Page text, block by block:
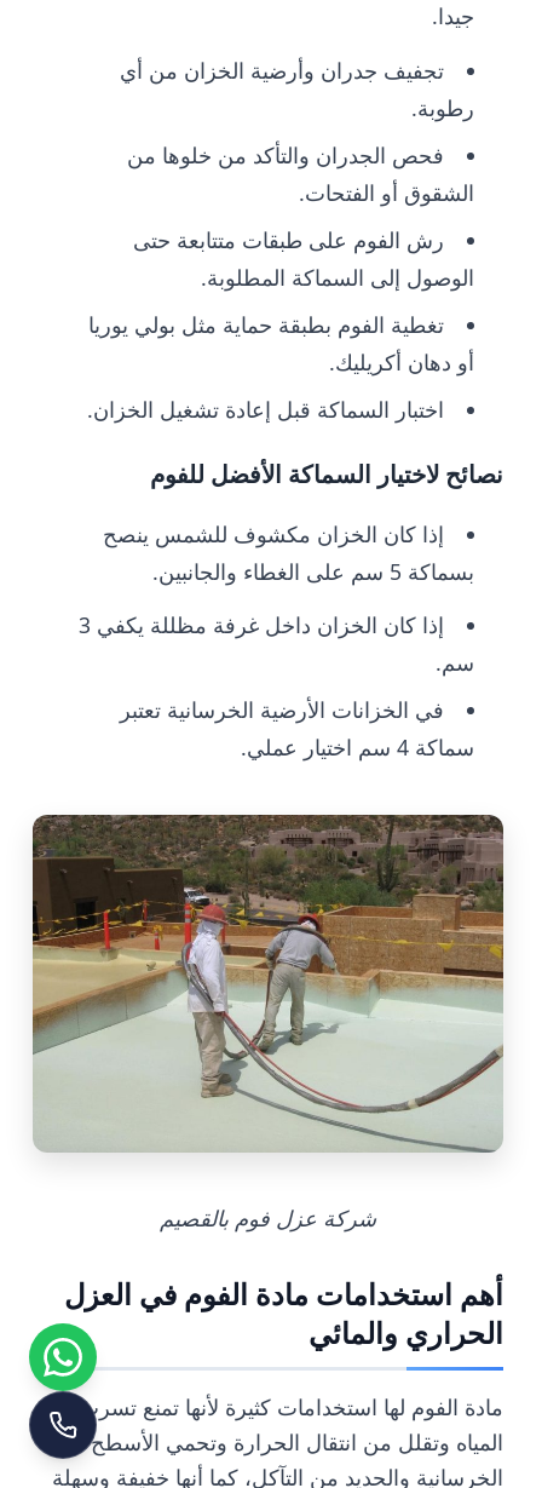
جيدا.
تجفيف جدران وأرضية الخزان من أي
رطوبة.
فحص الجدران والتأكد من خلوها من
الشقوق أو الفتحات.
رش الفوم على طبقات متتابعة حتى
الوصول إلى السماكة المطلوبة.
تغطية الفوم بطبقة حماية مثل بولي يوريا
أو دهان أكريليك.
اختبار السماكة قبل إعادة تشغيل الخزان.
نصائح لاختيار السماكة الأفضل للفوم
إذا كان الخزان مكشوف للشمس ينصح
بسماكة 5 سم على الغطاء والجانبين.
إذا كان الخزان داخل غرفة مظللة يكفي 3
سم.
في الخزانات الأرضية الخرسانية تعتبر
سماكة 4 سم اختيار عملي.
شركة عزل فوم بالقصيم
أهم استخدامات مادة الفوم في العزل
الحراري والمائي
مادة الفوم لها استخدامات كثيرة لأنها تمنع تسرب
المياه وتقلل من انتقال الحرارة وتحمي الأسطح
الخرسانية والحديد من التآكل، كما أنها خفيفة وسهلة